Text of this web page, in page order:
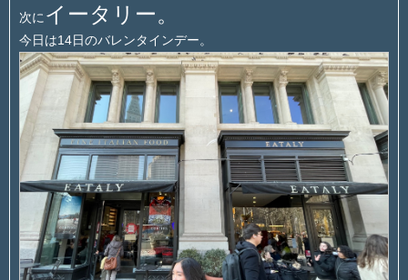
次に イータリー。
今日は14日のバレンタインデー。